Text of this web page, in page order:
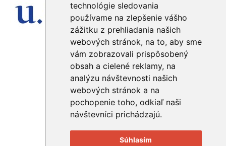
technológie sledovania
používame na zlepšenie vášho
zážitku z prehliadania našich
webových stránok, na to, aby sme
vám zobrazovali prispôsobený
obsah a cielené reklamy, na
analýzu návštevnosti našich
webových stránok a na
pochopenie toho, odkiaľ naši
návštevníci prichádzajú.
Súhlasím
Mediálni partneri RND
Reklamní partneri RND